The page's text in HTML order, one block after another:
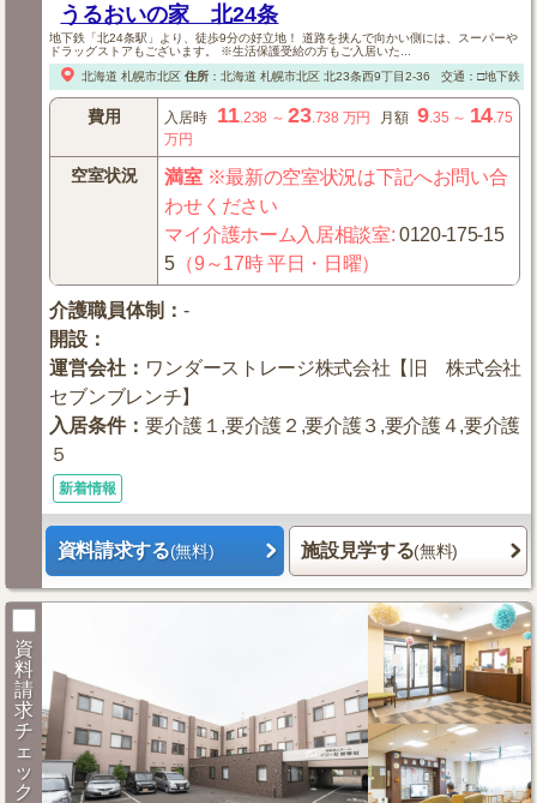
うるおいの家 北24条
地下鉄「北24条駅」より、徒歩9分の好立地！ 道路を挟んで向かい側には、スーパーや
ドラッグストアもございます。 ※生活保護受給の方もご入居いた...
北海道 札幌市北区 住所： 北海道 札幌市北区北23条西9丁目2-36 交通：□地下鉄「
費用 入居時 11 .238 ～23.738 万円 月額 9 .35 ～ 14 .75
万円
空室状況 満室※最新の空室状況は下記へお問い合
わせください
マイ介護ホーム入居相談室:0120-175-15
5 （9～17時 平日・日曜）
介護職員体制 ：-
開設 ：
運営会社 ： ワンダーストレージ株式会社【旧 株式会社
セブンブレンチ】
入居条件：要介護１,要介護２,要介護３,要介護４,要介護
５
新着情報
資料請求する(無料) 施設見学する(無料)
資
料
請
求
チ
ェ
ッ
ク